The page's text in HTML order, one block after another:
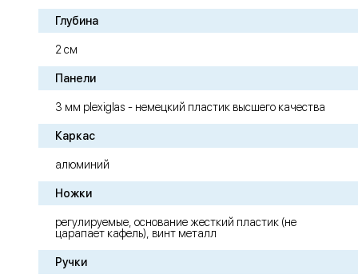
Глубина
2 см
Панели
3 мм plexiglas - немецкий пластик высшего качества
Каркас
алюминий
Ножки
регулируемые, основание жесткий пластик (не
царапает кафель), винт металл
Ручки